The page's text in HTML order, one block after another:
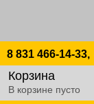
8 831 466-14-33,
Корзина
В корзине пусто